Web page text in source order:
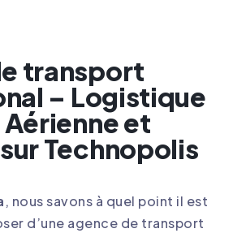
transport
– Logistique
et
Technopolis
, nous savons à quel point il est
d’une agence de transport